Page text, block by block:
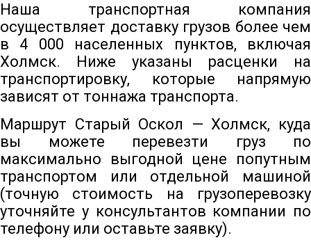
Наша транспортная компания
осуществляет доставку грузов более чем
в 4 000 населенных пунктов, включая
Холмск. Ниже указаны расценки на
транспортировку, которые напрямую
зависят от тоннажа транспорта.
Маршрут Старый Оскол — Холмск, куда
вы можете перевезти груз по
максимально выгодной цене попутным
транспортом или отдельной машиной
(точную стоимость на грузоперевозку
уточняйте у консультантов компании по
телефону или оставьте заявку).